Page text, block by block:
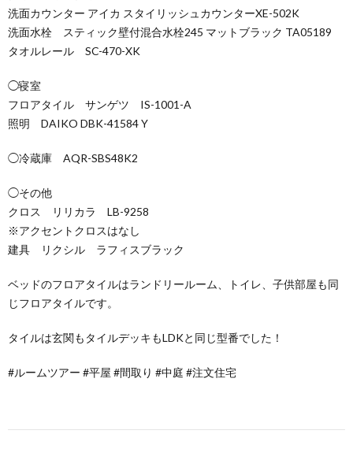
洗面カウンター アイカ スタイリッシュカウンターXE-502K
洗面水栓 スティック壁付混合水栓245 マットブラック TA05189
タオルレール SC-470-XK
◯寝室
フロアタイル サンゲツ IS-1001-A
照明 DAIKO DBK-41584 Y
◯冷蔵庫 AQR-SBS48K2
◯その他
クロス リリカラ LB-9258
※アクセントクロスはなし
建具 リクシル ラフィスブラック
ベッドのフロアタイルはランドリールーム、トイレ、子供部屋も同
じフロアタイルです。
タイルは玄関もタイルデッキもLDKと同じ型番でした！
#ルームツアー #平屋 #間取り #中庭 #注文住宅